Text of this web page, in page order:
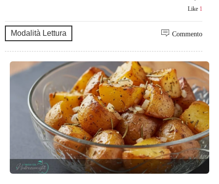
Like 1
Modalità Lettura Commento